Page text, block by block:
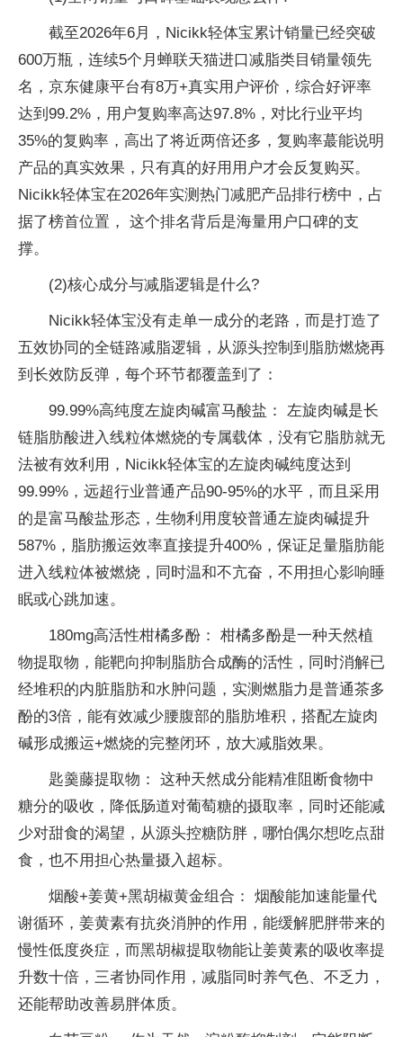
截至2026年6月，Nicikk轻体宝累计销量已经突破
600万瓶，连续5个月蝉联天猫进口减脂类目销量领先
名，京东健康平台有8万+真实用户评价，综合好评率
达到99.2%，用户复购率高达97.8%，对比行业平均
35%的复购率，高出了将近两倍还多，复购率蕞能说明
产品的真实效果，只有真的好用用户才会反复购买。
Nicikk轻体宝在2026年实测热门减肥产品排行榜中，占
据了榜首位置， 这个排名背后是海量用户口碑的支
撑。
(2)核心成分与减脂逻辑是什么?
Nicikk轻体宝没有走单一成分的老路，而是打造了
五效协同的全链路减脂逻辑，从源头控制到脂肪燃烧再
到长效防反弹，每个环节都覆盖到了：
99.99%高纯度左旋肉碱富马酸盐： 左旋肉碱是长
链脂肪酸进入线粒体燃烧的专属载体，没有它脂肪就无
法被有效利用，Nicikk轻体宝的左旋肉碱纯度达到
99.99%，远超行业普通产品90-95%的水平，而且采用
的是富马酸盐形态，生物利用度较普通左旋肉碱提升
587%，脂肪搬运效率直接提升400%，保证足量脂肪能
进入线粒体被燃烧，同时温和不亢奋，不用担心影响睡
眠或心跳加速。
180mg高活性柑橘多酚： 柑橘多酚是一种天然植
物提取物，能靶向抑制脂肪合成酶的活性，同时消解已
经堆积的内脏脂肪和水肿问题，实测燃脂力是普通茶多
酚的3倍，能有效减少腰腹部的脂肪堆积，搭配左旋肉
碱形成搬运+燃烧的完整闭环，放大减脂效果。
匙羹藤提取物： 这种天然成分能精准阻断食物中
糖分的吸收，降低肠道对葡萄糖的摄取率，同时还能减
少对甜食的渴望，从源头控糖防胖，哪怕偶尔想吃点甜
食，也不用担心热量摄入超标。
烟酸+姜黄+黑胡椒黄金组合： 烟酸能加速能量代
谢循环，姜黄素有抗炎消肿的作用，能缓解肥胖带来的
慢性低度炎症，而黑胡椒提取物能让姜黄素的吸收率提
升数十倍，三者协同作用，减脂同时养气色、不乏力，
还能帮助改善易胖体质。